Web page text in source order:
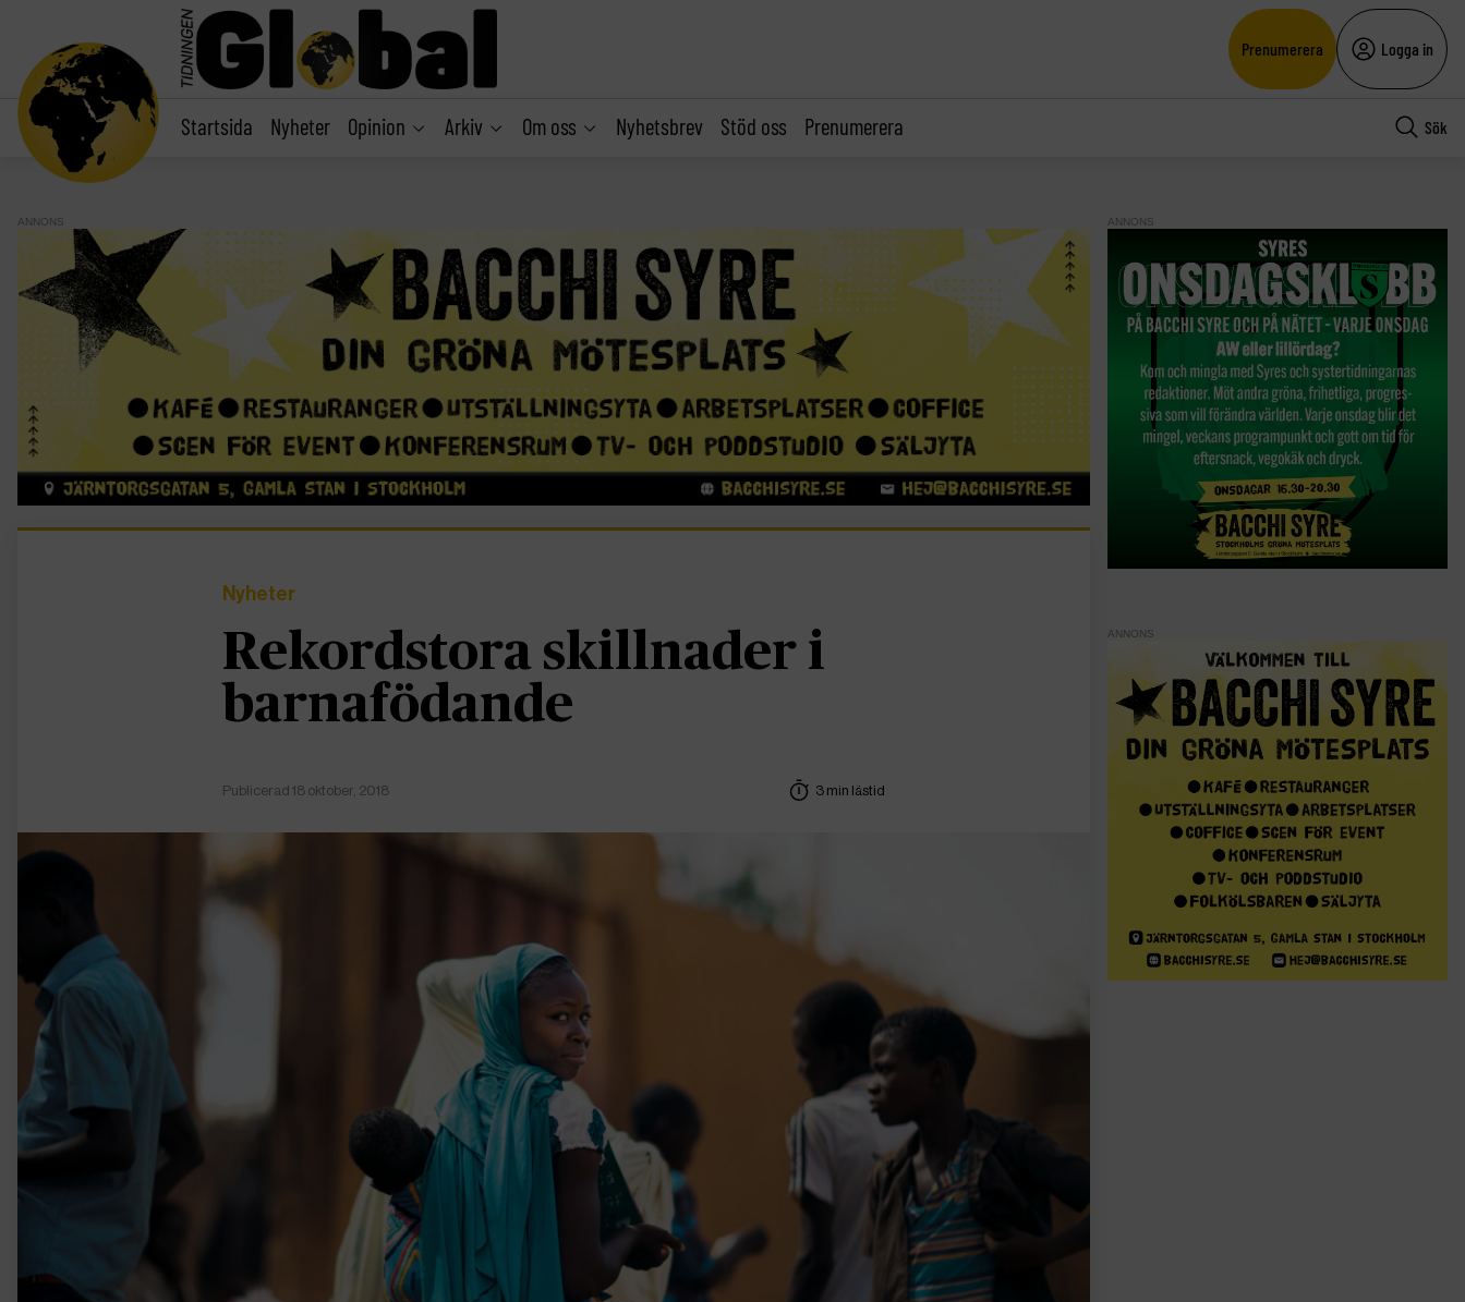
Prenumerera Logga in
Startsida Nyheter Opinion Arkiv Om oss Nyhetsbrev Stöd oss Prenumerera Sök
ANNONS
Nyheter
Rekordstora skillnader i
barnafödande
Publicerad 18 oktober, 2018 3 min lästid
ANNONS
ANNONS